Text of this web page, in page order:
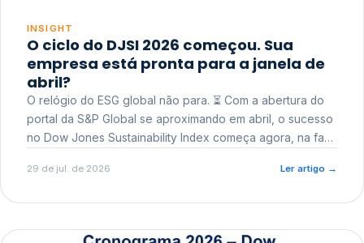
INSIGHT
O ciclo do DJSI 2026 começou. Sua
empresa está pronta para a janela de
abril?
O relógio do ESG global não para. ⏳ Com a abertura do
portal da S&P Global se aproximando em abril, o sucesso
no Dow Jones Sustainability Index começa agora, na fase
29 de jul. de 2026 Ler artigo →